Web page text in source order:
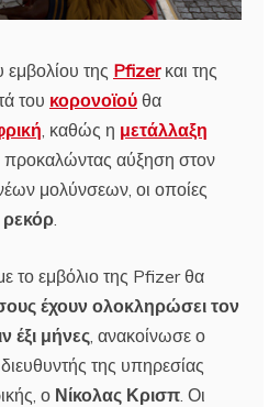
εμβολίου της Pfizerκαι της
του κορονοϊού θα
, καθώς η μετάλλαξη
προκαλώντας αύξηση στον
μολύνσεων, οι οποίες
το εμβόλιο της Pfizer θα
έχουν ολοκληρώσει τον
έξι μήνες , ανακοίνωσε ο
της υπηρεσίας
ο Νίκολας Κρισπ . Οι